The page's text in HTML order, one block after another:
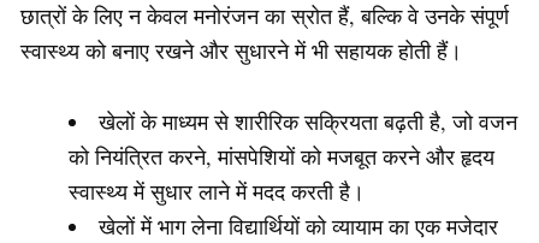
छात्रों के लिए न केवल मनोरंजन का स्रोत हैं, बल्कि वे उनके संपूर्ण
स्वास्थ्य को बनाए रखने और सुधारने में भी सहायक होती हैं।
खेलों के माध्यम से शारीरिक सक्रियता बढ़ती है, जो वजन
को नियंत्रित करने, मांसपेशियों को मजबूत करने और हृदय
स्वास्थ्य में सुधार लाने में मदद करती है।
खेलों में भाग लेना विद्यार्थियों को व्यायाम का एक मजेदार